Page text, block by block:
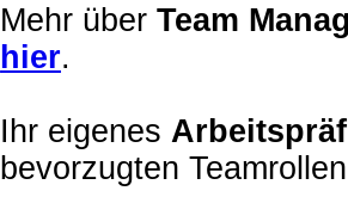
Mehr über Team
hier.
Ihr eigenes
bevorzugten